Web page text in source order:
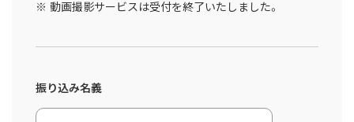
動画撮影サービスは受付を終了いたしました。
振り込み名義